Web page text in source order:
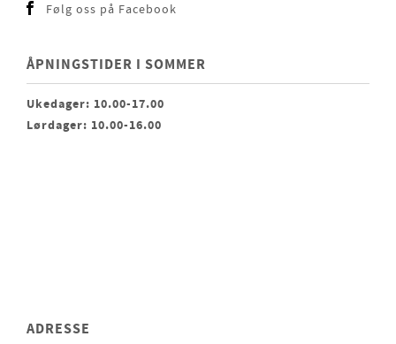
Følg oss på Facebook
ÅPNINGSTIDER I SOMMER
Ukedager: 10.00-17.00
Lørdager: 10.00-16.00
ADRESSE